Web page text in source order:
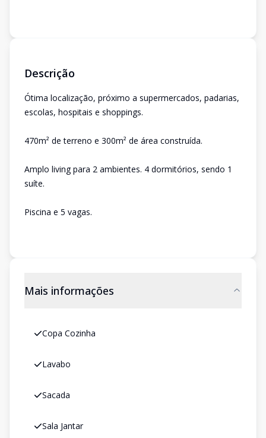
Descrição
Ótima localização, próximo a supermercados, padarias,
escolas, hospitais e shoppings.
470m² de terreno e 300m² de área construída.
Amplo living para 2 ambientes. 4 dormitórios, sendo 1
suíte.
Piscina e 5 vagas.
Mais informações
Copa Cozinha
Lavabo
Sacada
Sala Jantar